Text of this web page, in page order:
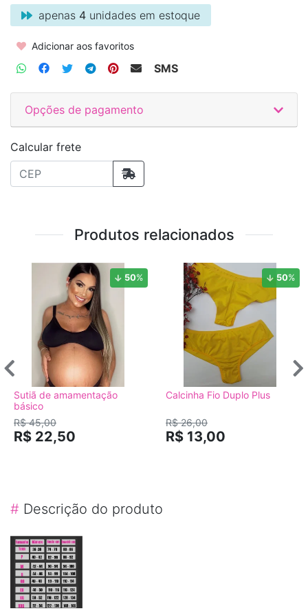
apenas 4 unidades em estoque
Adicionar aos favoritos
SMS
Opções de pagamento
Calcular frete
Produtos relacionados
50%
Sutiã de amamentação
básico
R$ 45,00
R$ 22,50
50%
Calcinha Fio Duplo Plus
R$ 26,00
R$ 13,00
# Descrição do produto